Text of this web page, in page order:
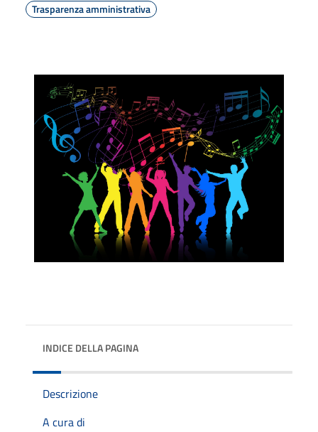
Trasparenza amministrativa
INDICE DELLA PAGINA
Descrizione
A cura di